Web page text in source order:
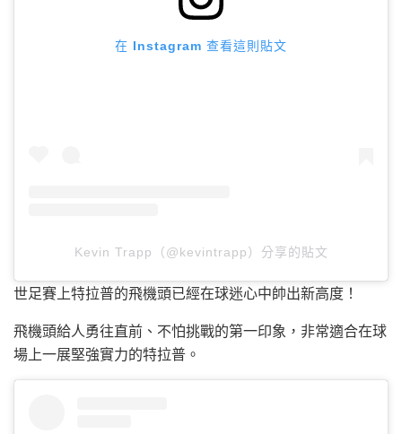
在 Instagram 查看這則貼文
Kevin Trapp（@kevintrapp）分享的貼文
世足賽上特拉普的飛機頭已經在球迷心中帥出新高度！
飛機頭給人勇往直前、不怕挑戰的第一印象，非常適合在球
場上一展堅強實力的特拉普。